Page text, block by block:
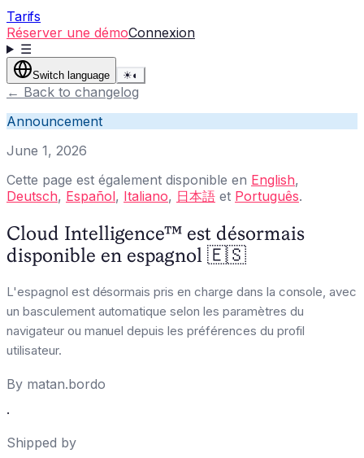
Tarifs
Réserver une démoConnexion
☰
Switch language ☀◐
← Back to changelog
Announcement
June 1, 2026
Cette page est également disponible en English,
Deutsch, Español, Italiano, 日本語 et Português.
Cloud Intelligence™ est désormais
disponible en espagnol 🇪🇸
L'espagnol est désormais pris en charge dans la console, avec
un basculement automatique selon les paramètres du
navigateur ou manuel depuis les préférences du profil
utilisateur.
By matan.bordo
·
Shipped by